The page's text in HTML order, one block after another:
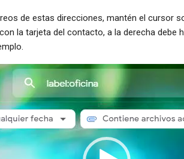
de estas direcciones, mantén el cursor
la tarjeta del contacto, a la derecha debe